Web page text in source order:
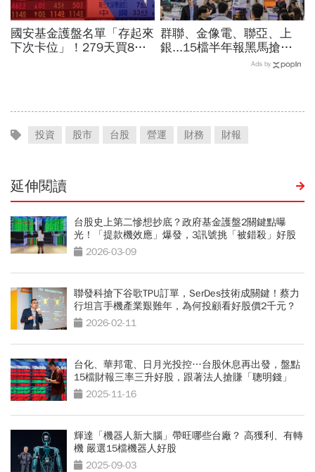
國安基金護盤名單「存起來
下次卡位」！279天買8檔
群聯、金像電、聯亞、上
銀...15檔半年報黑馬搶先
卡位！分析師揭選股4指
Ads by
投資 股市 台股 營運 財務 財報
延伸閱讀
台股史上第二慘想抄底？政府基金護盤2關鍵點曝
光！「提款機效應」爆發，3訊號挑「被錯殺」好股
2026-03-09
聯發科搶下谷歌TPU訂單，SerDes技術成關鍵！蔡力
行坦言手機產業艱難年，為何投顧看好股價2千元？
2026-02-11
台化、華邦電、日月光投控…台股休息再出發，盤點
15檔財報三率三升好股，跟著法人搶賺「聰明錢」
2025-11-16
輝達「機器人新大腦」帶旺哪些台廠？ 高獲利、有轉
機 嚴選15檔機器人好股
2025-09-03